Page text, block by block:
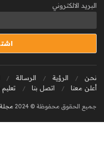
البريد الالكتروني
نحن الرؤية الرسالة
أعلن معنا
اتصل بنا
جميع الحقوق محفوظة © 2024